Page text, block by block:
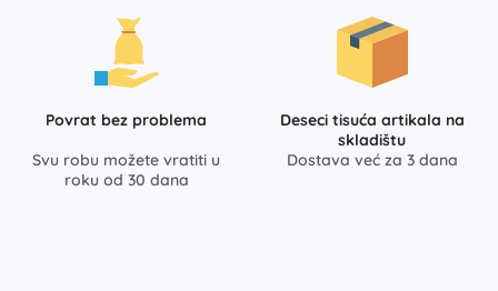
Povrat bez problema
Svu robu možete vratiti u
roku od 30 dana
Deseci tisuća artikala na
skladištu
Dostava već za 3 dana